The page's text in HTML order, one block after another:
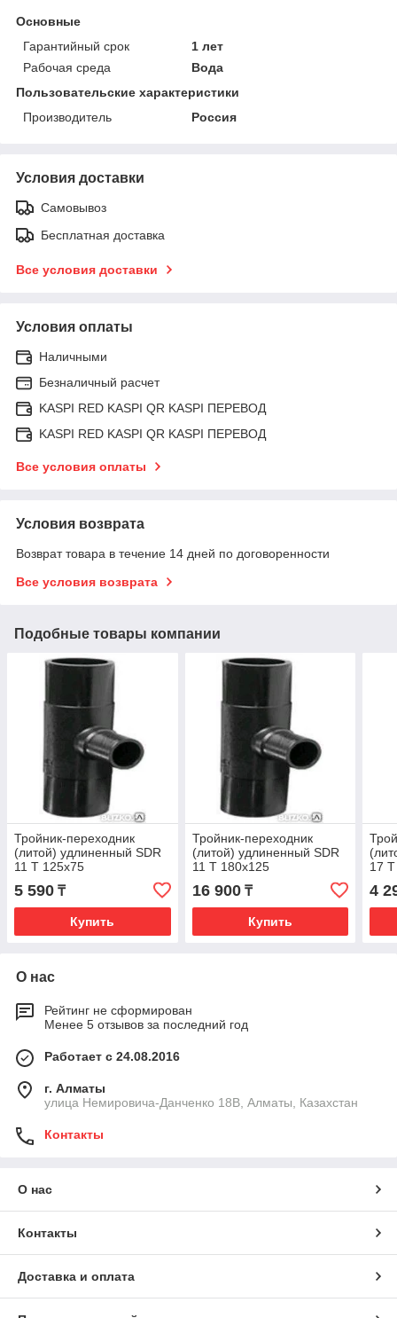
Основные
Гарантийный срок
1 лет
Рабочая среда
Вода
Пользовательские характеристики
Производитель
Россия
Условия доставки
Самовывоз
Бесплатная доставка
Все условия доставки
Условия оплаты
Наличными
Безналичный расчет
KASPI RED KASPI QR KASPI ПЕРЕВОД
KASPI RED KASPI QR KASPI ПЕРЕВОД
Все условия оплаты
Условия возврата
Возврат товара в течение 14 дней по договоренности
Все условия возврата
Подобные товары компании
Тройник-переходник
(литой) удлиненный SDR
11 Т 125х75
5 590 ₸
Купить
Тройник-переходник
(литой) удлиненный SDR
11 Т 180х125
16 900₸
Купить
17
4
О нас
Рейтинг не сформирован
Менее 5 отзывов за последний год
Работает с 24.08.2016
г. Алматы
улица Немировича-Данченко 18В, Алматы, Казахстан
Контакты
О нас
Контакты
Доставка и оплата